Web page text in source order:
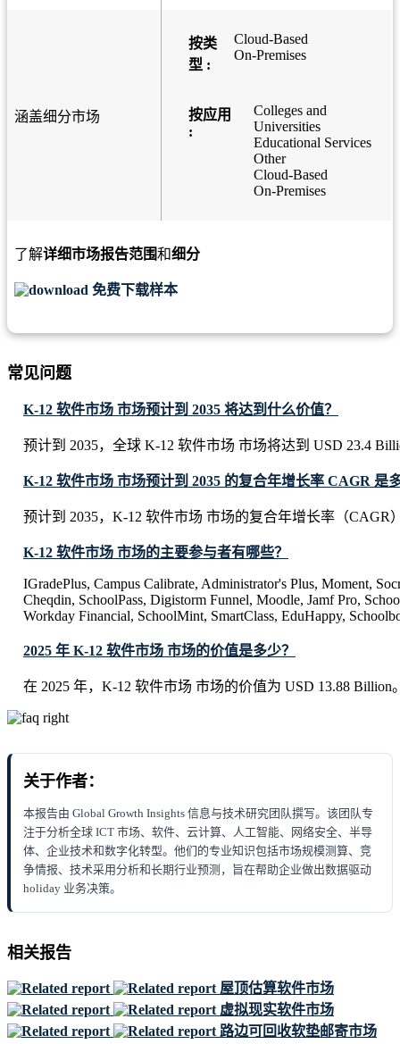
涵盖细分市场
按类
型 :
Cloud-Based
On-Premises
按应用
:
Colleges and
Universities
Educational Services
Other
Cloud-Based
On-Premises
了解详细市场报告范围和细分
免费下载样本
常见问题
K-12 软件市场 市场预计到 2035 将达到什么价值？
预计到 2035，全球 K-12 软件市场 市场将达到 USD 23.4
K-12 软件市场 市场预计到 2035 的复合年增长率 CAGR 是
预计到 2035，K-12 软件市场 市场的复合年增长率（CAGR
K-12 软件市场 市场的主要参与者有哪些？
IGradePlus, Campus Calibrate, Administrator's Plus, Moment,
Cheqdin, SchoolPass, Digistorm Funnel, Moodle, Jamf Pro,
Workday Financial, SchoolMint, SmartClass, EduHappy,
2025 年 K-12 软件市场 市场的价值是多少？
在 2025 年，K-12 软件市场 市场的价值为 USD 13.88 Billion
关于作者：
本报告由 Global Growth Insights 信息与技术研究团队撰写。该团队专
注于分析全球 ICT 市场、软件、云计算、人工智能、网络安全、半导
体、企业技术和数字化转型。他们的专业知识包括市场规模测算、竞
争情报、技术采用分析和长期行业预测，旨在帮助企业做出数据驱动
holiday 业务决策。
相关报告
屋顶估算软件市场
虚拟现实软件市场
路边可回收软垫邮寄市场